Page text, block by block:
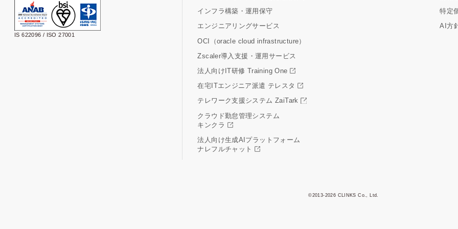
IS 622096 / ISO 27001
インフラ構築・運用保守
エンジニアリングサービス
OCI（oracle cloud infrastructure）
Zscaler導入支援・運用サービス
法人向けIT研修 Training One
在宅ITエンジニア派遣 テレスタ
テレワーク支援システム ZaiTark
クラウド勤怠管理システム
キンクラ
法人向け生成AIプラットフォーム
ナレフルチャット
特定
AI方
©2013-2026 CLINKS Co., Ltd.